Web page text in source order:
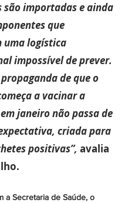
são importadas e ainda
que
uma logística
impossível de prever.
de que o
a vacinar a
janeiro não passa de
criada para
positivas”, avalia
a Secretaria de Saúde, o